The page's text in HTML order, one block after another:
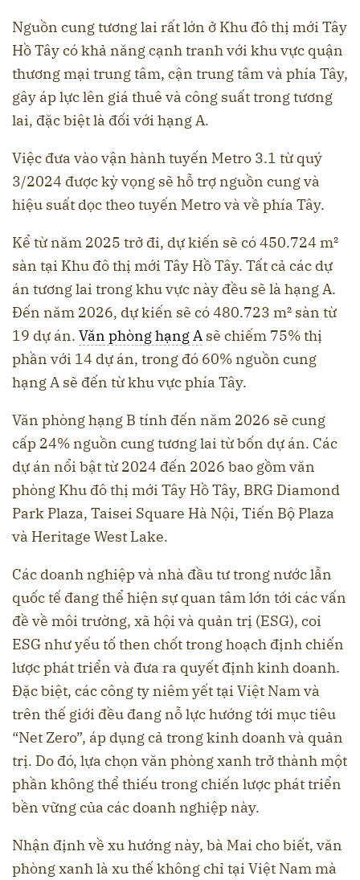
Nguồn cung tương lai rất lớn ở Khu đô thị mới Tây
Hồ Tây có khả năng cạnh tranh với khu vực quận
thương mại trung tâm, cận trung tâm và phía Tây,
gây áp lực lên giá thuê và công suất trong tương
lai, đặc biệt là đối với hạng A.
Việc đưa vào vận hành tuyến Metro 3.1 từ quý
3/2024 được kỳ vọng sẽ hỗ trợ nguồn cung và
hiệu suất dọc theo tuyến Metro và về phía Tây.
Kể từ năm 2025 trở đi, dự kiến sẽ có 450.724 m²
sàn tại Khu đô thị mới Tây Hồ Tây. Tất cả các dự
án tương lai trong khu vực này đều sẽ là hạng A.
Đến năm 2026, dự kiến sẽ có 480.723 m² sàn từ
19 dự án. Văn phòng hạng A sẽ chiếm 75% thị
phần với 14 dự án, trong đó 60% nguồn cung
hạng A sẽ đến từ khu vực phía Tây.
Văn phòng hạng B tính đến năm 2026 sẽ cung
cấp 24% nguồn cung tương lai từ bốn dự án. Các
dự án nổi bật từ 2024 đến 2026 bao gồm văn
phòng Khu đô thị mới Tây Hồ Tây, BRG Diamond
Park Plaza, Taisei Square Hà Nội, Tiến Bộ Plaza
và Heritage West Lake.
Các doanh nghiệp và nhà đầu tư trong nước lẫn
quốc tế đang thể hiện sự quan tâm lớn tới các vấn
đề về môi trường, xã hội và quản trị (ESG), coi
ESG như yếu tố then chốt trong hoạch định chiến
lược phát triển và đưa ra quyết định kinh doanh.
Đặc biệt, các công ty niêm yết tại Việt Nam và
trên thế giới đều đang nỗ lực hướng tới mục tiêu
“Net Zero”, áp dụng cả trong kinh doanh và quản
trị. Do đó, lựa chọn văn phòng xanh trở thành một
phần không thể thiếu trong chiến lược phát triển
bền vững của các doanh nghiệp này.
Nhận định về xu hướng này, bà Mai cho biết, văn
phòng xanh là xu thế không chỉ tại Việt Nam mà